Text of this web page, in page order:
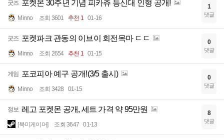
굿즈 포켓몬 30주년 기념 피카츄 등신대 인형 공개!
Minno 조회 3601 추천 1 01-16
1
댓글
굿즈 포켓파크 관동의 이브이 회전목마 ㄷㄷ
Minno 조회 2654 추천 1 01-15
0
댓글
게임 포코피아 예구 공개!(3/5 출시)
Minno 조회 3428 01-15
0
댓글
정보 레고 포켓몬 공개, 세트 가격 약 95만원
[북미게이머] 조회 3647 01-13
8
댓글